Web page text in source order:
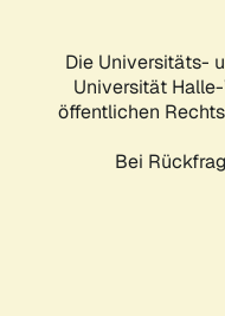
Die Universitäts-
Universität
öffentlichen
Bei